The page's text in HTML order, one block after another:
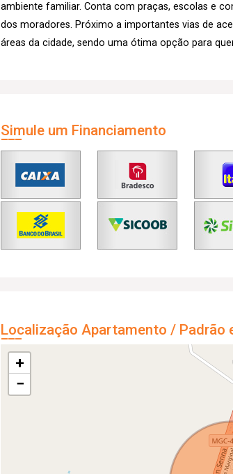
ambiente familiar. Conta com praças, escolas e
dos moradores. Próximo a importantes vias de
áreas da cidade, sendo uma ótima opção para
Simule um Financiamento
Localização Apartamento / Padrão
+
−